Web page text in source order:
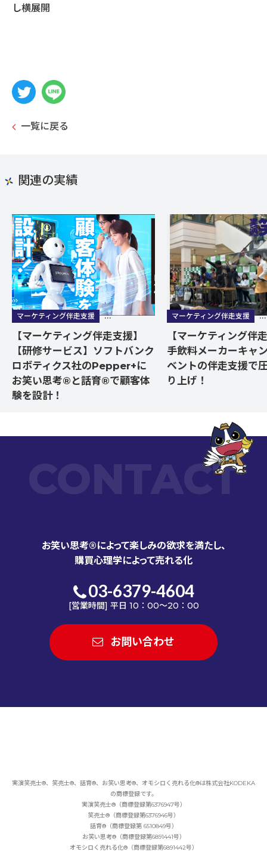
し横展開
一覧に戻る
関連の実績
マーケティング伴走支援 営業・販売・コミュニケーション研修
【マーケティング伴走支援】
【研修サービス】ソフトバンク
ロボティクス社のPepper+に
お笑い思考®と話育®で顧客体
験を設計！
マーケティング伴走支援
【マーケティング伴
手飲料メーカーキャ
ベントの伴走支援で
り上げ！
CONTACT
お笑い思考®によって楽しみの欲求を満たし、
購買心理学によって売れる化
03-6379-4604
[営業時間] 平日 10：00～20：00
お問い合わせ
実演笑売士®、笑売士®、話育®、お笑い思考®、オモシロく売れる化®は株式会社KODEKA
の商標登録です。
実演笑売士®（商標登録第6376947号）
笑売士®（商標登録第6376946号）
話育®（商標登録第 6510849号）
お笑い思考®（商標登録第6891441号）
オモシロく売れる化®（商標登録第6891442号）